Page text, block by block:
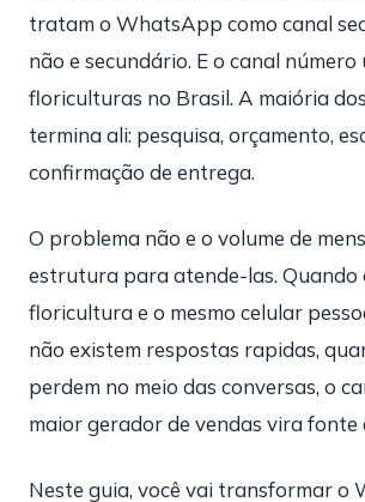
tratam o WhatsApp como canal
não e secundário. E o canal
floriculturas no Brasil. A maiória
termina ali: pesquisa, orçamento,
confirmação de entrega.
O problema não e o volume de
estrutura para atende-las.
floricultura e o mesmo celular
não existem respostas rapidas,
perdem no meio das conversas, o
maior gerador de vendas vira fonte
Neste guia, você vai transformar o